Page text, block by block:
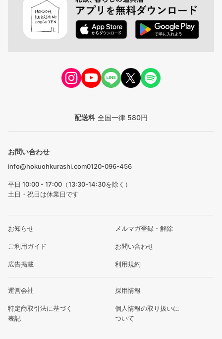
配送料 全国一律 580円
お問い合わせ
info@hokuohkurashi.com0120-096-456
平日 10:00 - 17:00（13:30-14:30を除く）
土日・祝日は休業日です
お知らせ メルマガ登録・解除
ご利用ガイド お問い合わせ
広告掲載 利用規約
運営会社 採用情報
特定商取引法に基づく
表記
個人情報の取り扱いに
ついて